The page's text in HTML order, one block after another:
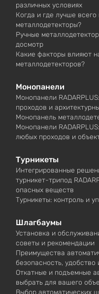
различных условиях
Когда и где лучше
металлодетекторы?
Ручные
досмотр
Какие факторы влияют
металлодетекторов?
Монопанели
Монопанели
проходов и
Монопанель
Монопанели
любых проходов и
Турникеты
Интегрированные
турникет-трипод
опасных веществ
Турникеты: контроль и
Шлагбаумы
Установка и
советы и рекомендации
Преимущества
безопасность,
Откатные и подъемные
выбрать для вашего
Выбор автоматических